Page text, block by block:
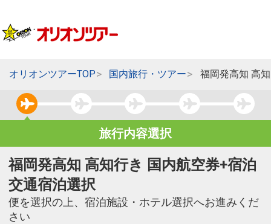
オリオンツアーTOP 国内旅行・ツアー 福岡発高知 高
旅行内容選択
福岡発高知 高知行き 国内航空券+宿泊
交通宿泊選択
便を選択の上、宿泊施設・ホテル選択へお進みくだ
さい